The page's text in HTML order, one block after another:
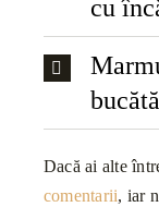
cu
Dacă ai alte
comentarii, iar